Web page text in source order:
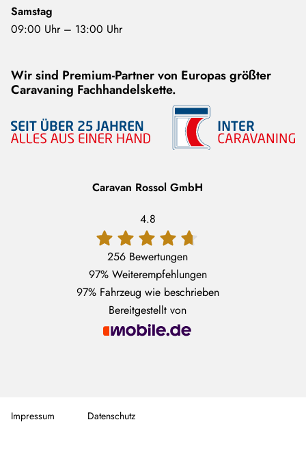
Samstag
09:00 Uhr – 13:00 Uhr
Wir sind Premium-Partner von Europas größter
Caravaning Fachhandelskette.
Caravan Rossol GmbH
4.8
256 Bewertungen
97%Weiterempfehlungen
97%Fahrzeug wie beschrieben
Bereitgestellt von
Impressum Datenschutz